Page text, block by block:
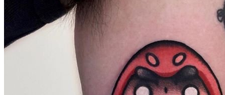
： 服务号：laobingwenshen 订阅号：laobing66666 打造国
文资讯！精美纹身图案及手稿 纹身作品 一站搞定！回复相
问千万素材的微官网，中国最强最全纹身图案尽在其中！